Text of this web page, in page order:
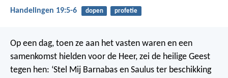
Handelingen 19:5-6 dopen profetie
Op een dag, toen ze aan het vasten waren en een
samenkomst hielden voor de Heer, zei de heilige Geest
tegen hen: ‘Stel Mij Barnabas en Saulus ter beschikking